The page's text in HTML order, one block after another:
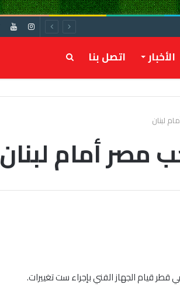
الأخبار اتصل بنا بحث
عن
لبنان
مصر أمام لبنان
قيام الجهاز الفني بإجراء ست تغييرات.